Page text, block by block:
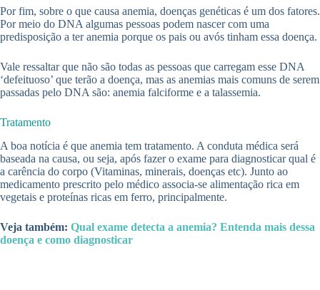
Por fim, sobre o que causa anemia, doenças genéticas é um dos fatores.
Por meio do DNA algumas pessoas podem nascer com uma
predisposição a ter anemia porque os pais ou avós tinham essa doença.
Vale ressaltar que não são todas as pessoas que carregam esse DNA
‘defeituoso’ que terão a doença, mas as anemias mais comuns de serem
passadas pelo DNA são: anemia falciforme e a talassemia.
Tratamento
A boa notícia é que anemia tem tratamento. A conduta médica será
baseada na causa, ou seja, após fazer o exame para diagnosticar qual é
a carência do corpo (Vitaminas, minerais, doenças etc). Junto ao
medicamento prescrito pelo médico associa-se alimentação rica em
vegetais e proteínas ricas em ferro, principalmente.
Veja também: Qual exame detecta a anemia? Entenda mais dessa
doença e como diagnosticar